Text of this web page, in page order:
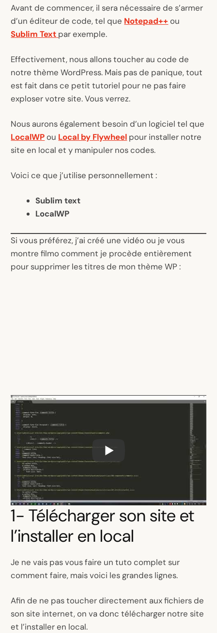
Avant de commencer, il sera nécessaire de s’armer
d’un éditeur de code, tel que Notepad++ ou
Sublim Text par exemple.
Effectivement, nous allons toucher au code de
notre thème WordPress. Mais pas de panique, tout
est fait dans ce petit tutoriel pour ne pas faire
exploser votre site. Vous verrez.
Nous aurons également besoin d’un logiciel tel que
LocalWPou Local by Flywheel pour installer notre
site en local et y manipuler nos codes.
Voici ce que j’utilise personnellement :
Sublim text
LocalWP
Si vous préférez, j’ai créé une vidéo ou je vous
montre filmo comment je procède entièrement
pour supprimer les titres de mon thème WP :
1- Télécharger son site et
l’installer en local
Je ne vais pas vous faire un tuto complet sur
comment faire, mais voici les grandes lignes.
Afin de ne pas toucher directement aux fichiers de
son site internet, on va donc télécharger notre site
et l’installer en local.